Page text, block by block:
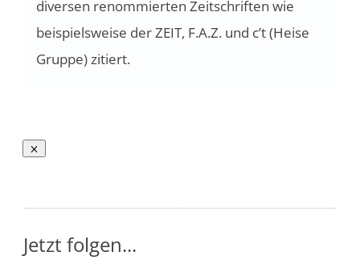
diversen renommierten Zeitschriften wie
beispielsweise der ZEIT, F.A.Z. und c’t (Heise
Gruppe) zitiert.
Jetzt folgen...